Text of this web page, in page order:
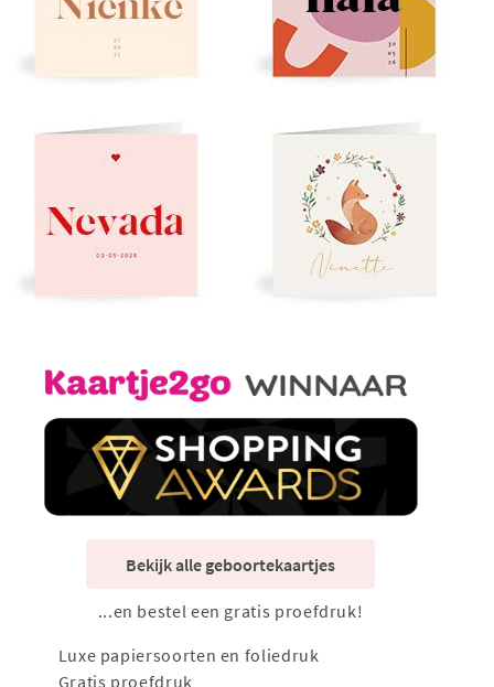
Bekijk alle geboortekaartjes
...en bestel een gratis proefdruk!
Luxe papiersoorten en foliedruk
Gratis proefdruk